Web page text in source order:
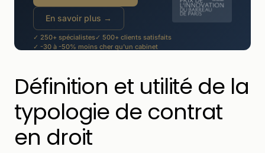
En savoir plus →
✓ 250+ spécialistes✓ 500+ clients satisfaits
✓ -30 à -50% moins cher qu'un cabinet
Définition et utilité de la
typologie de contrat
en droit